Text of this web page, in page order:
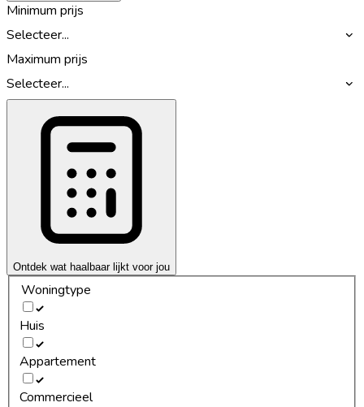
Minimum prijs
Selecteer...
Maximum prijs
Selecteer...
Ontdek wat haalbaar lijkt voor jou
Woningtype
Huis
Appartement
Commercieel